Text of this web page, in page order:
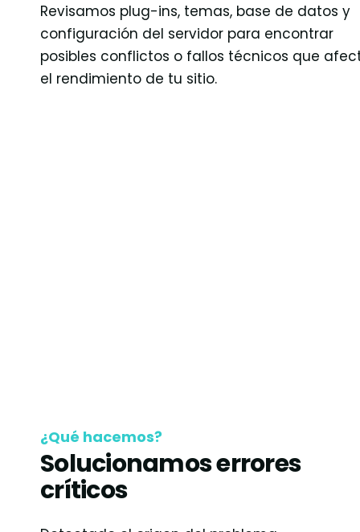
Revisamos plug-ins, temas, base de datos y
configuración del servidor para encontrar
posibles conflictos o fallos técnicos que
el rendimiento de tu sitio.
¿Qué hacemos?
Solucionamos errores
críticos